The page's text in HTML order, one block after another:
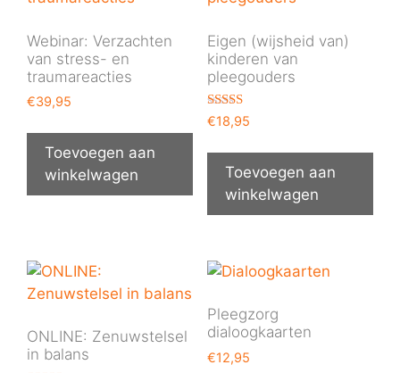
Webinar: Verzachten
van stress- en
traumareacties
€39,95
Toevoegen aan
winkelwagen
Eigen (wijsheid van)
kinderen van
pleegouders
Gewaardeer
uit 5
€18,95
Toevoegen aan
winkelwagen
ONLINE: Zenuwstelsel
in balans
Pleegzorg
dialoogkaarten
€12,95